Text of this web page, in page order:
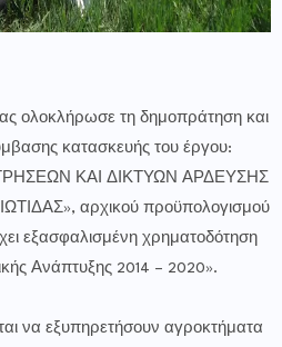
ολοκλήρωσε τη δημοπράτηση και
κατασκευής του έργου:
ΚΑΙ ΔΙΚΤΥΩΝ ΑΡΔΕΥΣΗΣ
αρχικού προϋπολογισμού
εξασφαλισμένη χρηματοδότηση
Ανάπτυξης 2014 – 2020».
να εξυπηρετήσουν αγροκτήματα